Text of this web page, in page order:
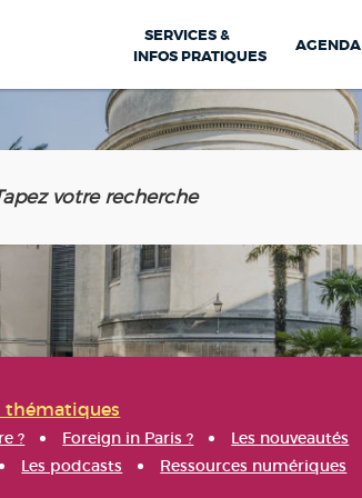
SERVICES &
INFOS PRATIQUES
AGENDA
thématiques
? Foreign in Paris ? Les nouveautés
Les podcasts Ressources numériques